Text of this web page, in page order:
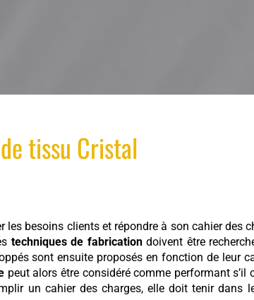
tissu Cristal
les besoins clients et répondre à son cahier des
techniques de fabricationdoivent être
sont ensuite proposés en fonction de leur
peut alors être considéré comme performant s’il
un cahier des charges, elle doit tenir dans